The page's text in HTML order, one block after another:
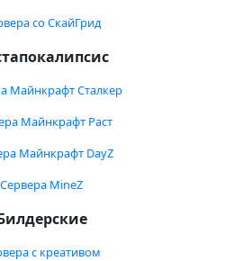
со СкайГрид
Майнкрафт Сталкер
Майнкрафт Раст
Майнкрафт DayZ
Сервера MineZ
с креативом